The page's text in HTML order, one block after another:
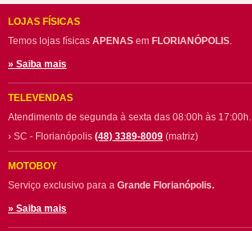
LOJAS FÍSICAS
Temos lojas físicas APENAS em FLORIANÓPOLIS.
» Saiba mais
TELEVENDAS
Atendimento de segunda à sexta das 08:00h às 17:00h.
› SC - Florianópolis (48) 3389-8009 (matriz)
MOTOBOY
Serviço exclusivo para a Grande Florianópolis.
» Saiba mais